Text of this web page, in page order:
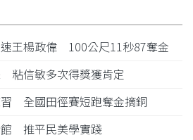
王楊政偉 100公尺11秒87奪金
粘信敏多次得獎獲肯定
全國田徑賽短跑奪金摘銅
館 推平民美學實踐